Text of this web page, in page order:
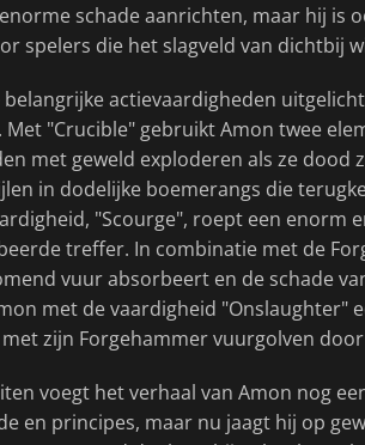
schade aanrichten, maar hij is
spelers die het slagveld van dichtbij
actievaardigheden
Met "Crucible" gebruikt Amon twee
met geweld exploderen als ze dood
in dodelijke boemerangs die
"Scourge", roept een enorm
treffer. In combinatie met de
vuur absorbeert en de schade
met de vaardigheid "Onslaughter"
zijn Forgehammer vuurgolven
voegt het verhaal van Amon nog
en principes, maar nu jaagt hij op